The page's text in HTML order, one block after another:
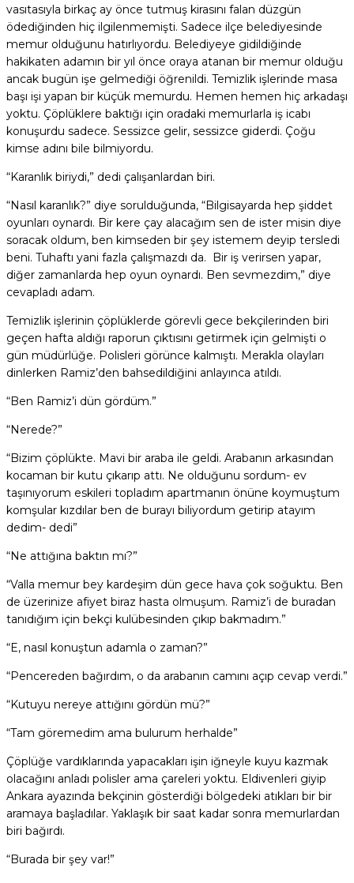
vasıtasıyla birkaç ay önce tutmuş kirasını falan düzgün
ödediğinden hiç ilgilenmemişti. Sadece ilçe belediyesinde
memur olduğunu hatırlıyordu. Belediyeye gidildiğinde
hakikaten adamın bir yıl önce oraya atanan bir memur olduğu
ancak bugün işe gelmediği öğrenildi. Temizlik işlerinde masa
başı işi yapan bir küçük memurdu. Hemen hemen hiç arkadaşı
yoktu. Çöplüklere baktığı için oradaki memurlarla iş icabı
konuşurdu sadece. Sessizce gelir, sessizce giderdi. Çoğu
kimse adını bile bilmiyordu.
“Karanlık biriydi,” dedi çalışanlardan biri.
“Nasıl karanlık?” diye sorulduğunda, “Bilgisayarda hep şiddet
oyunları oynardı. Bir kere çay alacağım sen de ister misin diye
soracak oldum, ben kimseden bir şey istemem deyip tersledi
beni. Tuhaftı yani fazla çalışmazdı da. Bir iş verirsen yapar,
diğer zamanlarda hep oyun oynardı. Ben sevmezdim,” diye
cevapladı adam.
Temizlik işlerinin çöplüklerde görevli gece bekçilerinden biri
geçen hafta aldığı raporun çıktısını getirmek için gelmişti o
gün müdürlüğe. Polisleri görünce kalmıştı. Merakla olayları
dinlerken Ramiz’den bahsedildiğini anlayınca atıldı.
“Ben Ramiz’i dün gördüm.”
“Nerede?”
“Bizim çöplükte. Mavi bir araba ile geldi. Arabanın arkasından
kocaman bir kutu çıkarıp attı. Ne olduğunu sordum- ev
taşınıyorum eskileri topladım apartmanın önüne koymuştum
komşular kızdılar ben de burayı biliyordum getirip atayım
dedim- dedi”
“Ne attığına baktın mı?”
“Valla memur bey kardeşim dün gece hava çok soğuktu. Ben
de üzerinize afiyet biraz hasta olmuşum. Ramiz’i de buradan
tanıdığım için bekçi kulübesinden çıkıp bakmadım.”
“E, nasıl konuştun adamla o zaman?”
“Pencereden bağırdım, o da arabanın camını açıp cevap verdi.”
“Kutuyu nereye attığını gördün mü?”
“Tam göremedim ama bulurum herhalde”
Çöplüğe vardıklarında yapacakları işin iğneyle kuyu kazmak
olacağını anladı polisler ama çareleri yoktu. Eldivenleri giyip
Ankara ayazında bekçinin gösterdiği bölgedeki atıkları bir bir
aramaya başladılar. Yaklaşık bir saat kadar sonra memurlardan
biri bağırdı.
“Burada bir şey var!”